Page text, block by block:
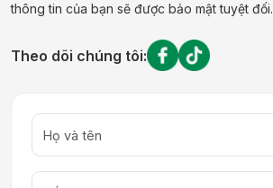
thông tin của bạn sẽ được bảo mật tuyệt đối.
Theo dõi chúng tôi: